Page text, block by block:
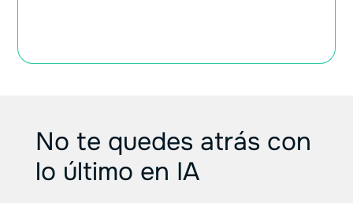
No te quedes atrás con
lo último en IA